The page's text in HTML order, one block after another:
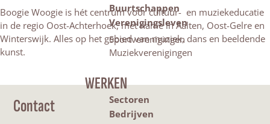
Buurtschappen
Verenigingsleven
Sportverenigingen
Muziekverenigingen
WERKEN
Sectoren
Bedrijven
Boogie Woogie is hét centrum voor cultuur- en muziekeducatie
in de regio Oost-Achterhoek, met name in Aalten, Oost-Gelre en
Winterswijk. Alles op het gebied van muziek, dans en beeldende
kunst.
Contact